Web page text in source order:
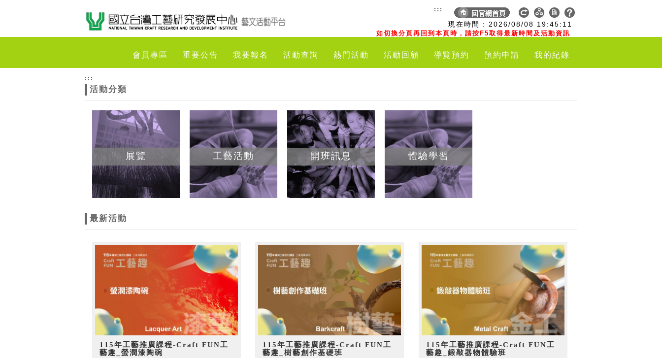
現在時間 : 2026/08/08 19:45:12
如切換分頁再回到本頁時，請按F5取得最新時間及活動資訊
:::
會員專區 重要公告 我要報名 活動查詢 熱門活動 活動回顧 導覽預約 預約申請 我的紀錄
:::
活動分類
展覽 工藝活動 開班訊息 體驗學習
最新活動
115年工藝推廣課程-Craft FUN工
藝趣_螢潤漆陶碗
115年工藝推廣課程-Craft FUN工
藝趣_樹藝創作基礎班
115年工藝推廣課程-Craft FUN工
藝趣_鍛敲器物體驗班